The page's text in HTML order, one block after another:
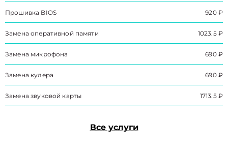
Прошивка BIOS 920 ₽
Замена оперативной памяти 1023.5 ₽
Замена микрофона 690 ₽
Замена кулера 690 ₽
Замена звуковой карты 1713.5 ₽
Все услуги